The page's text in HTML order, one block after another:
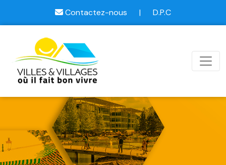
Contactez-nous | D.P.C